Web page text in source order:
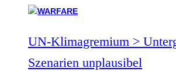
UN-Klimagremium >
Szenarien unplausibel